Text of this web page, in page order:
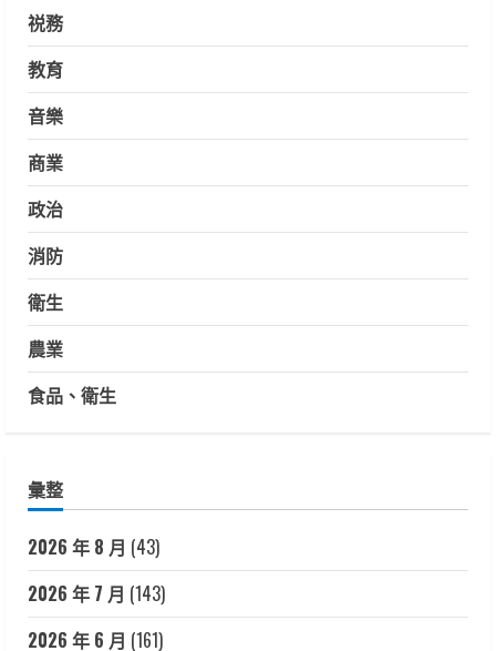
祱務
教育
音樂
商業
政治
消防
衛生
農業
食品、衛生
彙整
2026 年 8 月 (43)
2026 年 7 月 (143)
2026 年 6 月 (161)